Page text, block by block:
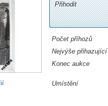
Přihodit
Počet příhozů
Nejvýše přihazující
Konec aukce
Umístění